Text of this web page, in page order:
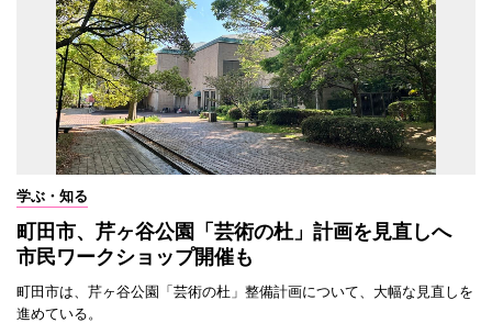
学ぶ・知る
町田市、芹ヶ谷公園「芸術の杜」計画を見直しへ
市民ワークショップ開催も
町田市は、芹ヶ谷公園「芸術の杜」整備計画について、大幅な見直しを
進めている。